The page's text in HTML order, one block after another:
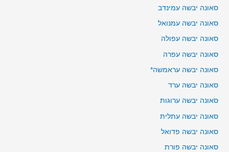
סאונה יבשה עמינדב
סאונה יבשה עמנואל
סאונה יבשה עפולה
סאונה יבשה עפרה
סאונה יבשה עראמשה*
סאונה יבשה ערד
סאונה יבשה ערוגות
סאונה יבשה עתלית
סאונה יבשה פדואל
סאונה יבשה פורת